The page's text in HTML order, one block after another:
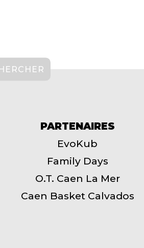
PARTENAIRES
EvoKub
Family Days
O.T. Caen La Mer
Caen Basket Calvados